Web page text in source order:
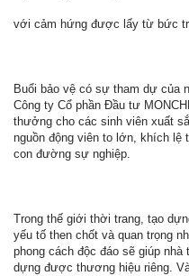
với cảm hứng được lấy từ bức
Buổi bảo vệ có sự tham dự của
Công ty Cổ phần Đầu tư
thưởng cho các sinh viên xuất
nguồn động viên to lớn, khích lệ
con đường sự nghiệp.
Trong thế giới thời trang, tạo
yếu tố then chốt và quan trọng
phong cách độc đáo sẽ giúp
dựng được thương hiệu riêng.